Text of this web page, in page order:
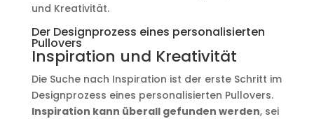
und Kreativität.
Der Designprozess eines personalisierten
Pullovers
Inspiration und Kreativität
Die Suche nach Inspiration ist der erste Schritt im
Designprozess eines personalisierten Pullovers.
Inspiration kann überall gefunden werden, sei